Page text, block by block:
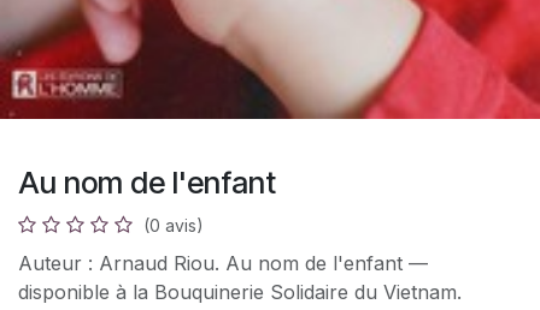
Au nom de l'enfant
(0 avis)
Auteur : Arnaud Riou. Au nom de l'enfant —
disponible à la Bouquinerie Solidaire du Vietnam.